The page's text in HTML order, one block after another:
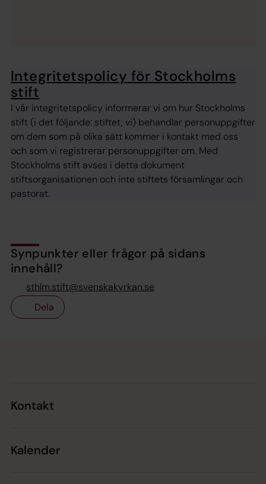
Integritetspolicy för Stockholms
stift
I vår integritetspolicy informerar vi om hur Stockholms
stift (i det följande: stiftet, vi) behandlar personuppgifter
om dem som på olika sätt kommer i kontakt med oss
och som vi registrerar personuppgifter om. Med
Stockholms stift avses i detta dokument
stiftsorganisationen och inte stiftets församlingar och
pastorat.
Synpunkter eller frågor på sidans
innehåll?
sthlm.stift@svenskakyrkan.se
Dela
Kontakt
Kalender